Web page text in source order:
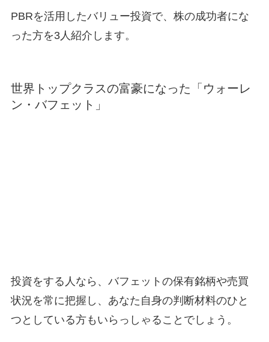
PBRを活用したバリュー投資で、株の成功者にな
った方を3人紹介します。
世界トップクラスの富豪になった「ウォーレ
ン・バフェット」
投資をする人なら、バフェットの保有銘柄や売買
状況を常に把握し、あなた自身の判断材料のひと
つとしている方もいらっしゃることでしょう。